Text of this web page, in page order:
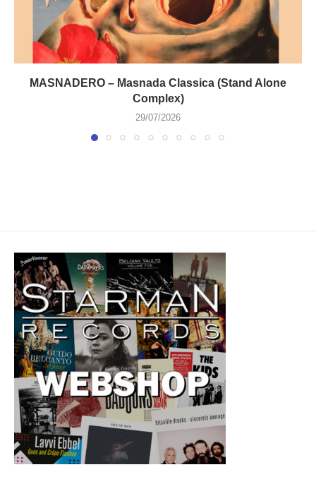
MASNADERO – Masnada Classica (Stand Alone
Complex)
29/07/2026